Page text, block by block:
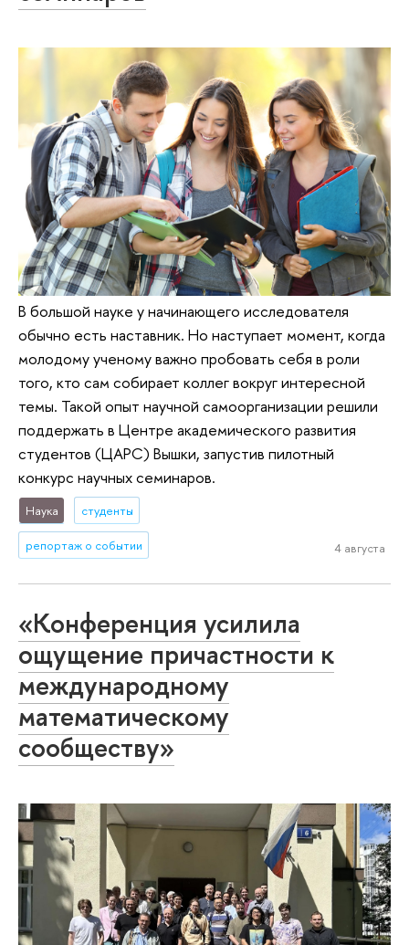
В большой науке у начинающего исследователя
обычно есть наставник. Но наступает момент, когда
молодому ученому важно пробовать себя в роли
того, кто сам собирает коллег вокруг интересной
темы. Такой опыт научной самоорганизации решили
поддержать в Центре академического развития
студентов (ЦАРС) Вышки, запустив пилотный
конкурс научных семинаров.
Наука студенты
репортаж о событии 4 августа
«Конференция усилила
ощущение причастности к
международному
математическому
сообществу»